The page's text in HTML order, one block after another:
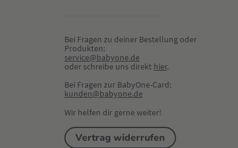
Bei Fragen zu deiner Bestellung oder
Produkten:
service@babyone.de
oder schreibe uns direkt hier.
Bei Fragen zur BabyOne-Card:
kunden@babyone.de
Wir helfen dir gerne weiter!
Vertrag widerrufen